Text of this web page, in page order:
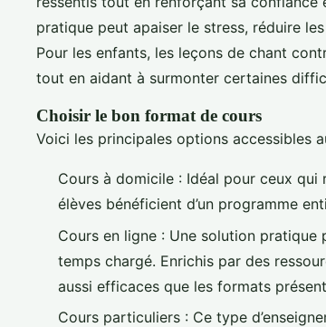
pratique peut apaiser le stress, réduire
Pour les enfants, les leçons de chant
tout en aidant à surmonter certaines
Choisir le bon format de cours
Voici les principales options accessibles
Cours à domicile : Idéal pour ceux
élèves bénéficient d’un programme
Cours en ligne : Une solution pratique
temps chargé. Enrichis par des
aussi efficaces que les formats
Cours particuliers : Ce type